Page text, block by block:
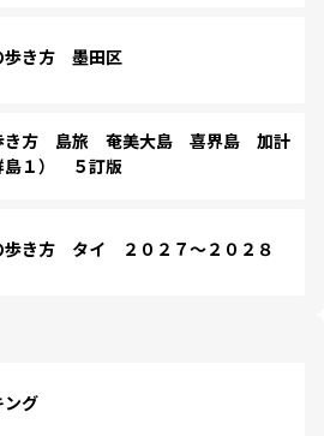
歩き方 墨田区
き方 島旅 奄美大島 喜界島 加計
島１） ５訂版
き方 タイ ２０２７～２０２８
ング